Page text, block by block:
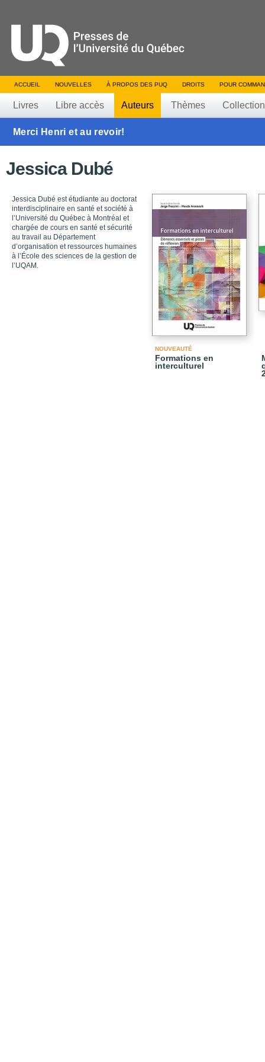
ACCUEIL NOUVELLES À PROPOS DES PUQ DROITS POUR
Livres Libre accès Auteurs Thèmes
Merci Henri et au revoir!
Jessica Dubé
Jessica Dubé est étudiante au doctorat
interdisciplinaire en santé et société à
l’Université du Québec à Montréal et
chargée de cours en santé et sécurité
au travail au Département
d’organisation et ressources humaines
à l’École des sciences de la gestion de
l’UQAM.
NOUVEAUTÉ
Formations en
interculturel